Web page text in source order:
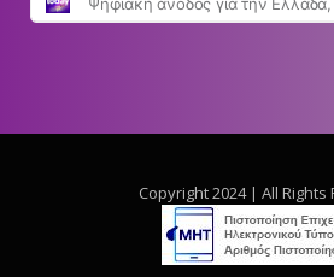
Copyright 2024 | All Rights